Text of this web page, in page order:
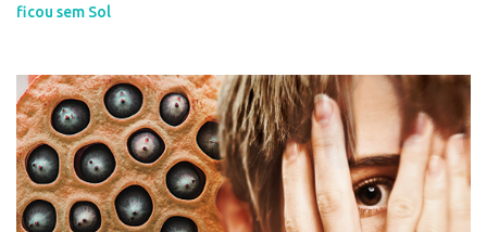
ficou sem Sol